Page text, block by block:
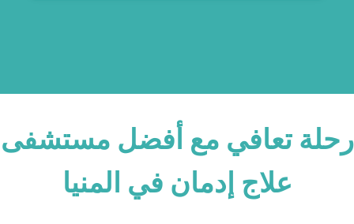
رحلة تعافي مع أفضل مستشفى
علاج إدمان في المنيا